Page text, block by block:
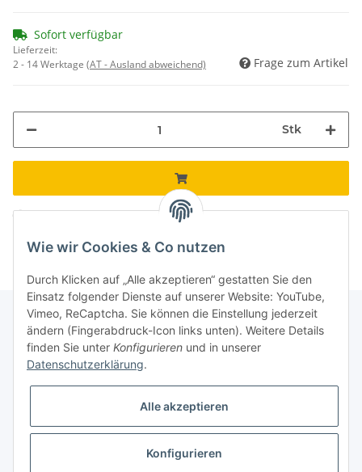
Sofort verfügbar
Lieferzeit:
2 - 14 Werktage (AT - Ausland abweichend) Frage zum Artikel
Stk
Loading... Komponenten werden geladen ...
Informationen
Galerie
Wie wir Cookies & Co nutzen
Durch Klicken auf „Alle akzeptieren“ gestatten Sie den
Einsatz folgender Dienste auf unserer Website: YouTube,
Vimeo, ReCaptcha. Sie können die Einstellung jederzeit
ändern (Fingerabdruck-Icon links unten). Weitere Details
finden Sie unter Konfigurieren und in unserer
Datenschutzerklärung.
Alle akzeptieren
Konfigurieren